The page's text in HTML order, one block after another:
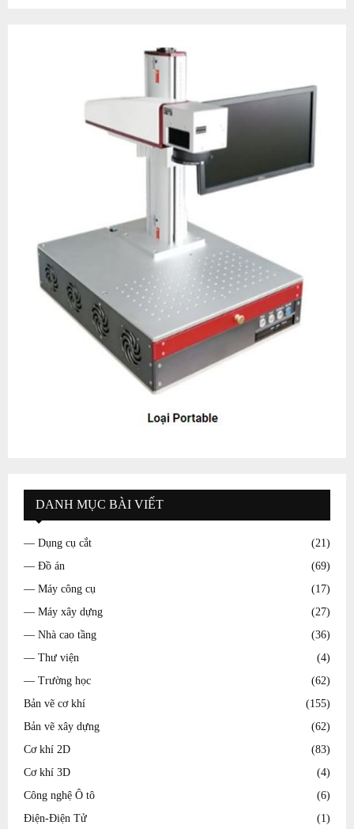
DANH MỤC BÀI VIẾT
— Dụng cụ cắt
(21)
— Đồ án
(69)
— Máy công cụ
(17)
— Máy xây dựng
(27)
— Nhà cao tầng
(36)
— Thư viện
(4)
— Trường học
(62)
Bản vẽ cơ khí
(155)
Bản vẽ xây dựng
(62)
Cơ khí 2D
(83)
Cơ khí 3D
(4)
Công nghệ Ô tô
(6)
Điện-Điện Tử
(1)